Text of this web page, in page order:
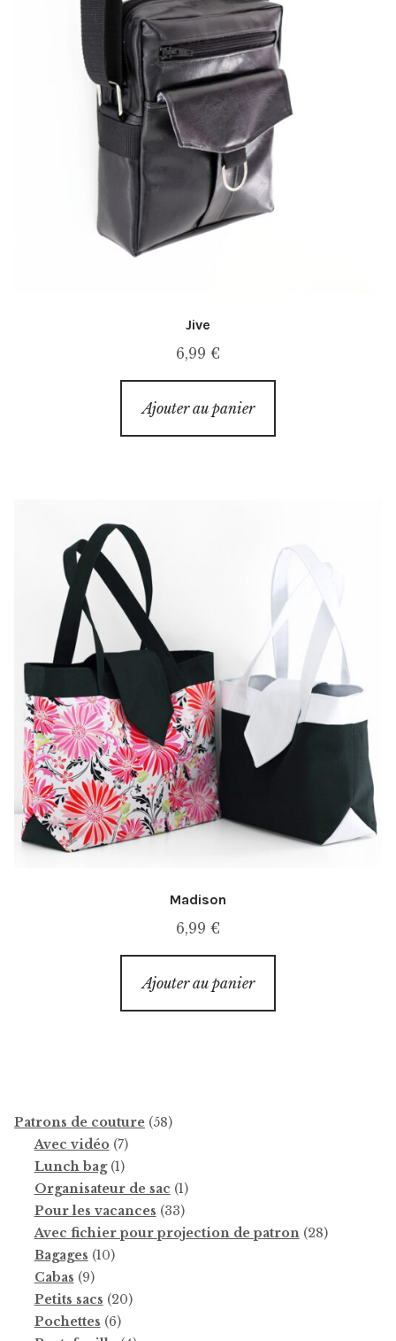
Jive
6,99 €
Ajouter au panier
Madison
6,99 €
Ajouter au panier
Patrons de couture 5858
Avec vidéo 77
produits
Lunch bag 11
produit
Organisateur de sac 11
produit
Pour les vacances 3333
produits
Avec fichier pour projection de patron 2828
Bagages 1010
Cabas 99
produits
Petits sacs 2020
Pochettes 66